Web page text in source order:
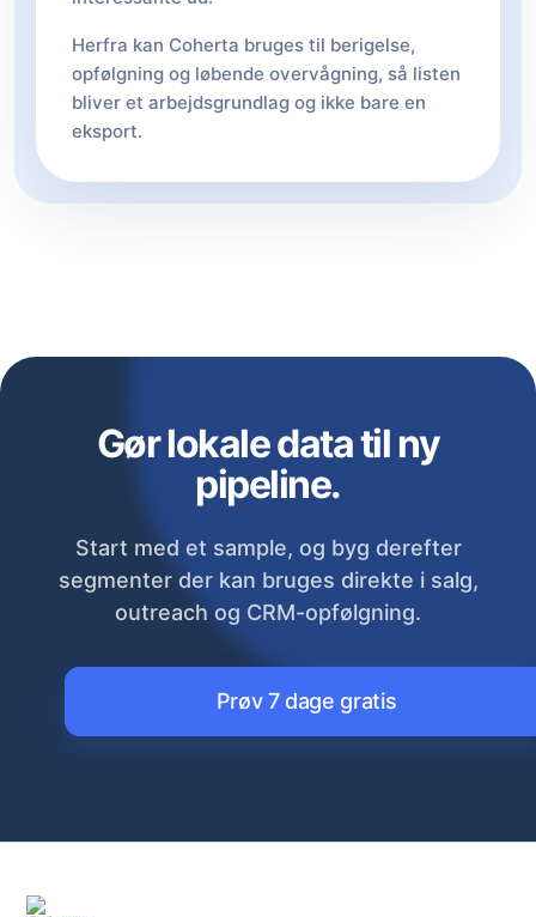
Herfra kan Coherta bruges til berigelse,
opfølgning og løbende overvågning, så listen
bliver et arbejdsgrundlag og ikke bare en
eksport.
Gør lokale data til ny
pipeline.
Start med et sample, og byg derefter
segmenter der kan bruges direkte i salg,
outreach og CRM-opfølgning.
Prøv 7 dage gratis